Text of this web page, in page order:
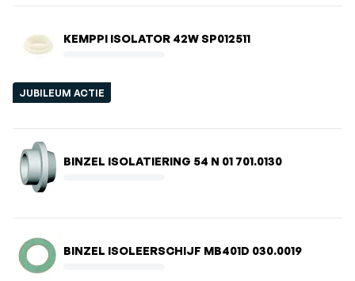
KEMPPI ISOLATOR 42W SP012511
JUBILEUM ACTIE
BINZEL ISOLATIERING 54 N 01 701.0130
BINZEL ISOLEERSCHIJF MB401D 030.0019